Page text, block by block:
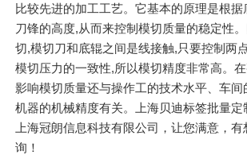
比较先进的加工工艺。它基本的原理是根
刀锋的高度,从而来控制模切质量的稳定性
切,模切刀和底辊之间是线接触,只要控制两
模切压力的一致性,所以模切精度非常高。
影响模切质量还与操作工的技术水平、车间
机器的机械精度有关。上海贝迪标签批量
上海冠朗信息科技有限公司，让您满意，
询！